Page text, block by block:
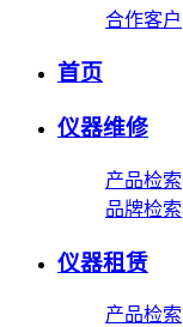
合作客户
首页
仪器维修
产品检索
品牌检索
仪器租赁
产品检索